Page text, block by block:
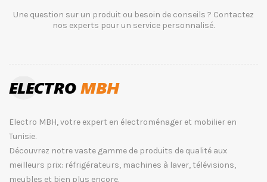
Une question sur un produit ou besoin de conseils ? Contactez
nos experts pour un service personnalisé.
Electro MBH, votre expert en électroménager et mobilier en
Tunisie.
Découvrez notre vaste gamme de produits de qualité aux
meilleurs prix: réfrigérateurs, machines à laver, télévisions,
meubles et bien plus encore.